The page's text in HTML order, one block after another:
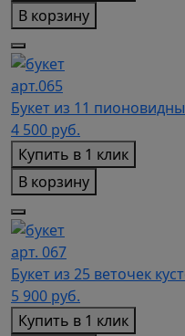
В корзину
арт.065
Букет из 11
4 500 руб.
Купить в 1 клик
В корзину
арт. 067
Букет из 25 веточек
5 900 руб.
Купить в 1 клик